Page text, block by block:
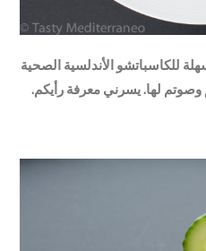
للكاسباتشو الأندلسية الصحية
وصوتم لها. يسرني معرفة رأيكم.